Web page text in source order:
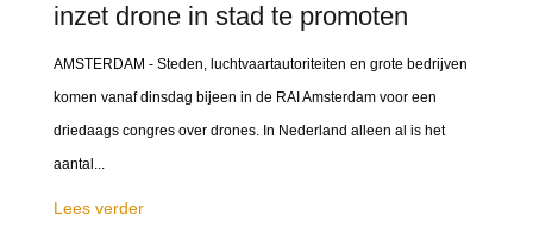
inzet drone in stad te promoten
AMSTERDAM - Steden, luchtvaartautoriteiten en grote bedrijven
komen vanaf dinsdag bijeen in de RAI Amsterdam voor een
driedaags congres over drones. In Nederland alleen al is het
aantal...
Lees verder